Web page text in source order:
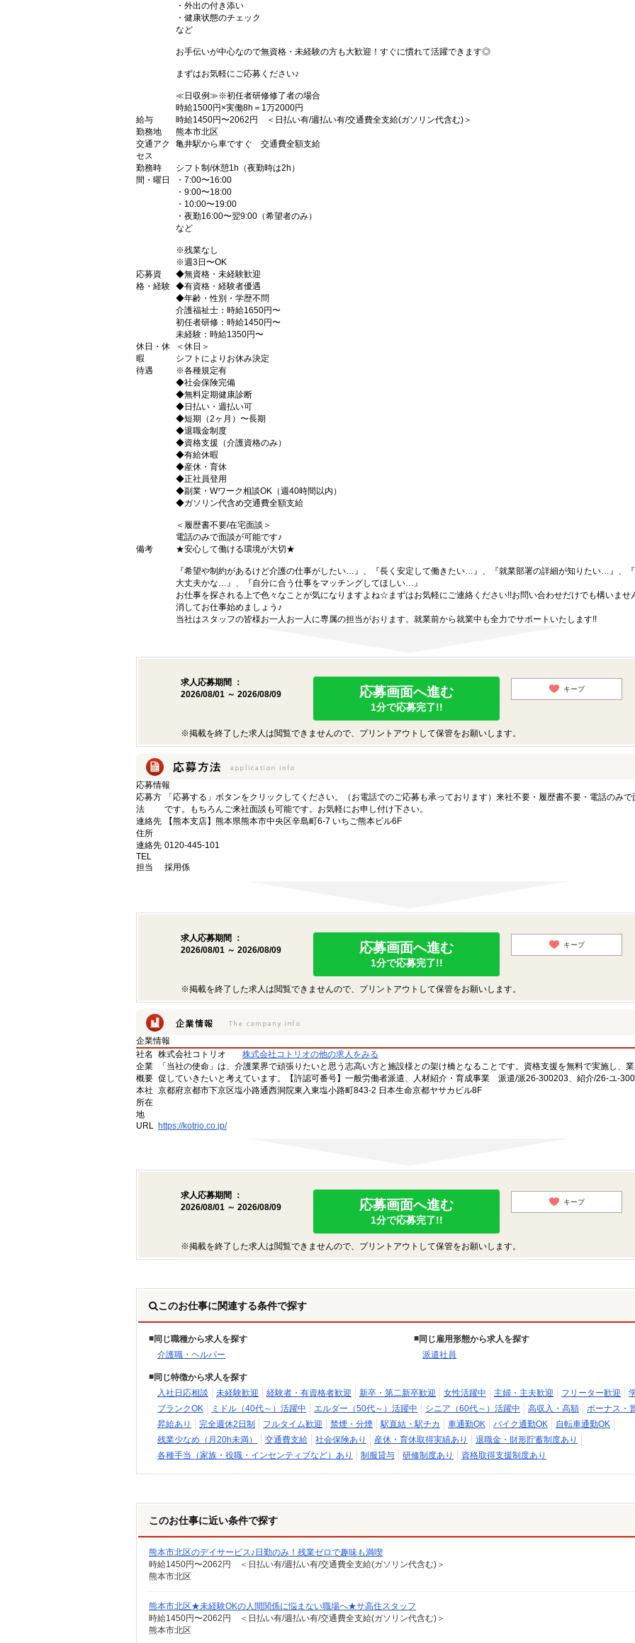
・外出の付き添い
・健康状態のチェック
など
お手伝いが中心なので無資格・未経験の方も大歓迎！すぐに慣れて活躍できます◎
まずはお気軽にご応募ください♪
≪日収例≫※初任者研修修了者の場合
時給1500円×実働8h＝1万2000円
給与
時給1450円〜2062円 ＜日払い有/週払い有/交通費全支給(ガソリン代含む)＞
勤務地
熊本市北区
交通アク
セス
亀井駅から車ですぐ 交通費全額支給
勤務時
間・曜日
シフト制/休憩1h（夜勤時は2h）
・7:00〜16:00
・9:00〜18:00
・10:00〜19:00
・夜勤16:00〜翌9:00（希望者のみ）
など
※残業なし
※週3日〜OK
応募資
格・経験
◆無資格・未経験歓迎
◆有資格・経験者優遇
◆年齢・性別・学歴不問
介護福祉士：時給1650円〜
初任者研修：時給1450円〜
未経験：時給1350円〜
休日・休
暇
＜休日＞
シフトによりお休み決定
待遇
※各種規定有
◆社会保険完備
◆無料定期健康診断
◆日払い・週払い可
◆短期（2ヶ月）〜長期
◆退職金制度
◆資格支援（介護資格のみ）
◆有給休暇
◆産休・育休
◆正社員登用
◆副業・Wワーク相談OK（週40時間以内）
◆ガソリン代含め交通費全額支給
＜履歴書不要/在宅面談＞
電話のみで面談が可能です♪
備考
★安心して働ける環境が大切★
『希望や制約があるけど介護の仕事がしたい…』、『長く安定して働きたい…』、『就業部署の詳細が知りたい…』、
大丈夫かな…』、『自分に合う仕事をマッチングしてほしい…』
お仕事を探される上で色々なことが気になりますよね☆まずはお気軽にご連絡ください!!お問い合わせだけでも構いませ
消してお仕事始めましょう♪
当社はスタッフの皆様お一人お一人に専属の担当がおります。就業前から就業中も全力でサポートいたします!!
求人応募期間 ：
2026/08/01 ～ 2026/08/09
応募画面へ進む
1分で応募完了!!
キープ
※掲載を終了した求人は閲覧できませんので、プリントアウトして保管をお願いします。
応募情報
応募方
法
「応募する」ボタンをクリックしてください。（お電話でのご応募も承っております）来社不要・履歴書不要・電話のみで
です。もちろんご来社面談も可能です。お気軽にお申し付け下さい。
連絡先
住所
【熊本支店】熊本県熊本市中央区辛島町6-7 いちご熊本ビル6F
連絡先
TEL
0120-445-101
担当 採用係
求人応募期間 ：
2026/08/01 ～ 2026/08/09
応募画面へ進む
1分で応募完了!!
キープ
※掲載を終了した求人は閲覧できませんので、プリントアウトして保管をお願いします。
企業情報
社名
株式会社コトリオ
株式会社コトリオの他の求人をみる
企業
概要
「当社の使命」は、介護業界で頑張りたいと思う志高い方と施設様との架け橋となることです。資格支援を無料で実施し、
促していきたいと考えています。【許認可番号】一般労働者派遣、人材紹介・育成事業 派遣/派26-300203、紹介/26-ユ-
本社
所在
地
京都府京都市下京区塩小路通西洞院東入東塩小路町843-2 日本生命京都ヤサカビル8F
URL https://kotrio.co.jp/
求人応募期間 ：
2026/08/01 ～ 2026/08/09
応募画面へ進む
1分で応募完了!!
キープ
※掲載を終了した求人は閲覧できませんので、プリントアウトして保管をお願いします。
このお仕事に関連する条件で探す
同じ職種から求人を探す
介護職・ヘルパー
同じ雇用形態から求人を探す
派遣社員
同じ特徴から求人を探す
入社日応相談
未経験歓迎 経験者・有資格者歓迎 新卒・第二新卒歓迎 女性活躍中 主婦・主夫歓迎 フリーター歓迎
ブランクOK
ミドル（40代～）活躍中 エルダー（50代～）活躍中 シニア（60代～）活躍中 高収入・高額
ボーナス・
昇給あり
完全週休2日制 フルタイム歓迎 禁煙・分煙 駅直結・駅チカ 車通勤OK バイク通勤OK
自転車通勤OK
残業少なめ（月20h未満）
交通費支給 社会保険あり 産休・育休取得実績あり
退職金・財形貯蓄制度あり
各種手当（家族・役職・インセンティブなど）あり
制服貸与 研修制度あり 資格取得支援制度あり
このお仕事に近い条件で探す
熊本市北区のデイサービス♪日勤のみ！残業ゼロで趣味も満喫
時給1450円〜2062円 ＜日払い有/週払い有/交通費全支給(ガソリン代含む)＞
熊本市北区
熊本市北区★未経験OKの人間関係に悩まない職場へ★サ高住スタッフ
時給1450円〜2062円 ＜日払い有/週払い有/交通費全支給(ガソリン代含む)＞
熊本市北区